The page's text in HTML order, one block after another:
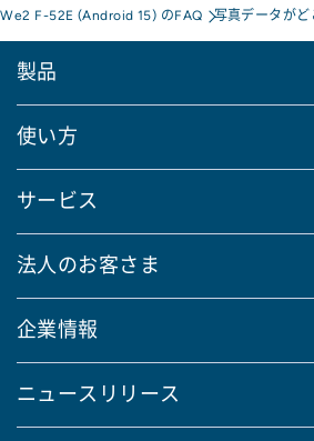
F-52E (Android 15) のFAQ 写真データが
製品
使い方
サービス
法人のお客さま
企業情報
ニュースリリース